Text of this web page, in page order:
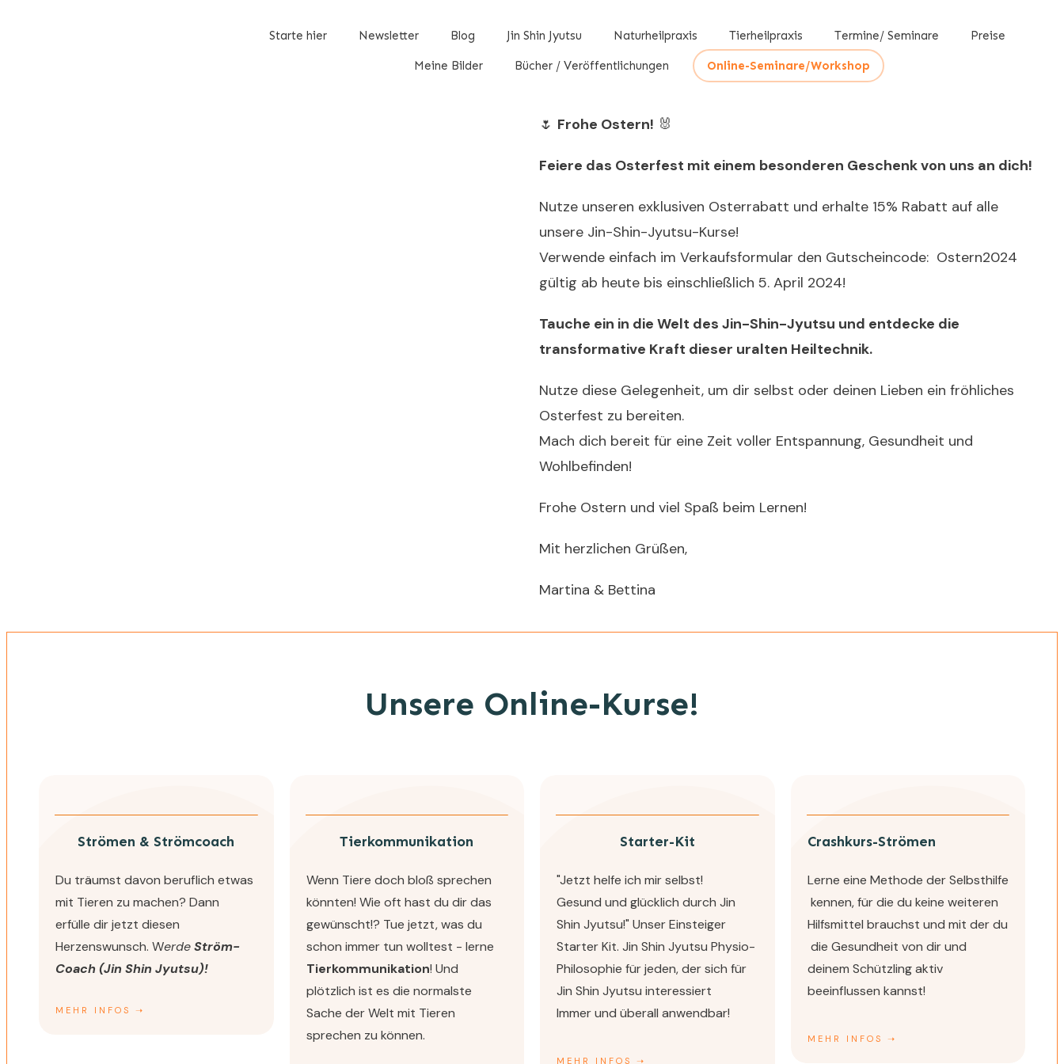
Starte hier Newsletter Blog Jin Shin Jyutsu Naturheilpraxis Tierheilpraxis Termine/ Seminare Preise
Meine Bilder Bücher / Veröffentlichungen Online-Seminare/Workshop
🌷 Frohe Ostern! 🐰
Feiere das Osterfest mit einem besonderen Geschenk von uns an dich!
Nutze unseren exklusiven Osterrabatt und erhalte 15% Rabatt auf alle
unsere Jin-Shin-Jyutsu-Kurse!
Verwende einfach im Verkaufsformular den Gutscheincode: Ostern2024
gültig ab heute bis einschließlich 5. April 2024!
Tauche ein in die Welt des Jin-Shin-Jyutsu und entdecke die
transformative Kraft dieser uralten Heiltechnik.
Nutze diese Gelegenheit, um dir selbst oder deinen Lieben ein fröhliches
Osterfest zu bereiten.
Mach dich bereit für eine Zeit voller Entspannung, Gesundheit und
Wohlbefinden!
Frohe Ostern und viel Spaß beim Lernen!
Mit herzlichen Grüßen,
Martina & Bettina
Unsere Online-Kurse!
Strömen & Strömcoach
Du träumst davon beruflich etwas
mit Tieren zu machen? Dann
erfülle dir jetzt diesen
Herzenswunsch. WerdeStröm-
Coach (Jin Shin Jyutsu)!
MEHR INFOS ➝
Tierkommunikation
Wenn Tiere doch bloß sprechen
könnten! Wie oft hast du dir das
gewünscht!? Tue jetzt, was du
schon immer tun wolltest - lerne
Tierkommunikation! Und
plötzlich ist es die normalste
Sache der Welt mit Tieren
sprechen zu können.
Starter-Kit
"Jetzt helfe ich mir selbst!
Gesund und glücklich durch Jin
Shin Jyutsu!" Unser Einsteiger
Starter Kit. Jin Shin Jyutsu Physio-
Philosophie für jeden, der sich für
Jin Shin Jyutsu interessiert
Immer und überall anwendbar!
MEHR INFOS ➝
Crashkurs-Strömen
Lerne eine Methode der Selbsthilfe
kennen, für die du keine weiteren
Hilfsmittel brauchst und mit der du
die Gesundheit von dir und
deinem Schützling aktiv
beeinflussen kannst!
MEHR INFOS ➝